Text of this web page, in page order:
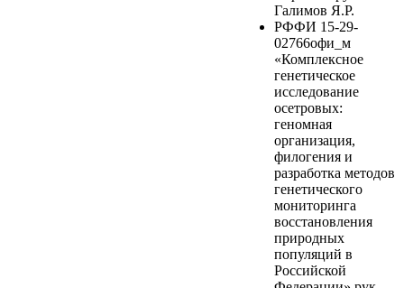
Галимов Я.Р.
РФФИ 15-29-
02766офи_м
«Комплексное
генетическое
исследование
осетровых:
геномная
организация,
филогения и
разработка методов
генетического
мониторинга
восстановления
природных
популяций в
Российской